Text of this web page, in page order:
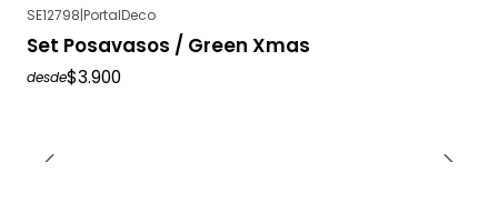
SE12798|PortalDeco
Set Posavasos / Green Xmas
desde$3.900